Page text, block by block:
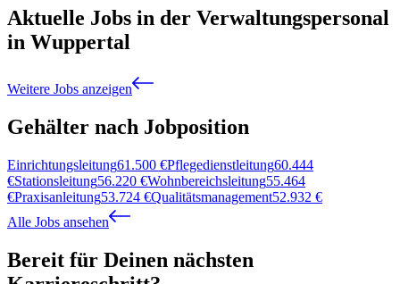
Aktuelle Jobs in der Verwaltungspersonal
in Wuppertal
Weitere Jobs anzeigen
Gehälter nach Jobposition
Einrichtungsleitung61.500 €Pflegedienstleitung60.444
€Stationsleitung56.220 €Wohnbereichsleitung55.464
€Praxisanleitung53.724 €Qualitätsmanagement52.932 €
Alle Jobs ansehen
Bereit für Deinen nächsten